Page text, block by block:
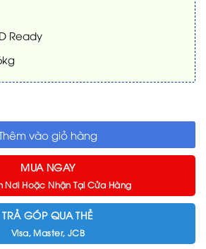
Ready
Tension Elite Screens ETB92HW2-E12
vào giỏ hàng
MUA NGAY
Nơi Hoặc Nhận Tại Cửa Hàng
TRẢ GÓP QUA THẺ
Visa, Master, JCB